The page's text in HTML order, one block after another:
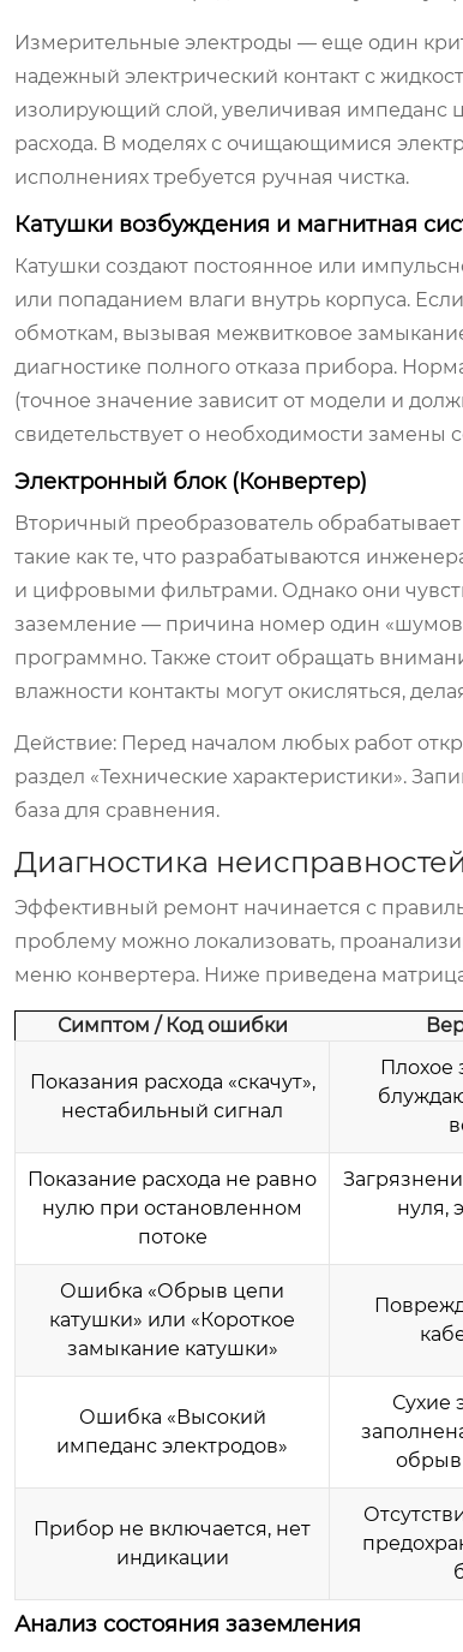
Измерительные электроды — еще один
надежный электрический контакт с
изолирующий слой, увеличивая импеданс
расхода. В моделях с очищающимися
исполнениях требуется ручная чистка.
Катушки возбуждения и магнитная
Катушки создают постоянное или
или попаданием влаги внутрь корпуса.
обмоткам, вызывая межвитковое
диагностике полного отказа прибора.
(точное значение зависит от модели и
свидетельствует о необходимости замены
Электронный блок (Конвертер)
Вторичный преобразователь
такие как те, что разрабатываются
и цифровыми фильтрами. Однако они
заземление — причина номер один
программно. Также стоит обращать
влажности контакты могут окисляться,
Действие: Перед началом любых работ
раздел «Технические характеристики».
база для сравнения.
Диагностика
Эффективный ремонт начинается с
проблему можно локализовать,
меню конвертера. Ниже приведена
Симптом / Код ошибки
Показания расхода «скачут»,
нестабильный сигнал
Плохое
Показание расхода не равно
нулю при остановленном
потоке
нуля,
Ошибка «Обрыв цепи
катушки» или «Короткое
замыкание катушки»
Ошибка «Высокий
импеданс электродов»
Сухие
обрыв
Прибор не включается, нет
индикации
Анализ состояния заземления